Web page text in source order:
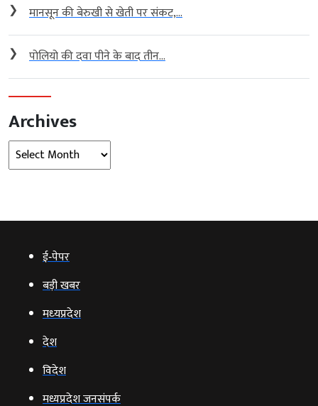
❯ मानसून की बेरुखी से खेती पर संकट,...
❯ पोलियो की दवा पीने के बाद तीन...
Archives
Archives
ई‑पेपर
बड़ी खबर
मध्‍यप्रदेश
देश
विदेश
मध्यप्रदेश जनसंपर्क